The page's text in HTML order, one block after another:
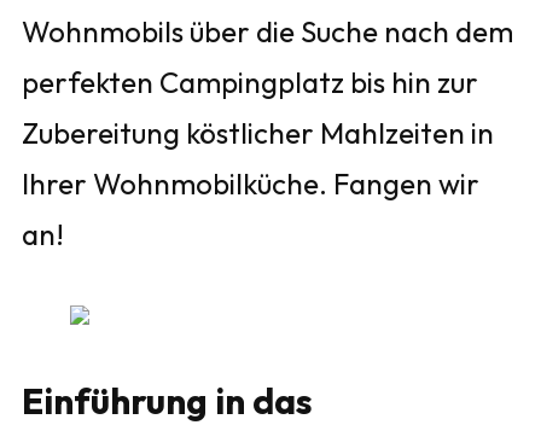
Wohnmobils über die Suche nach dem
perfekten Campingplatz bis hin zur
Zubereitung köstlicher Mahlzeiten in
Ihrer Wohnmobilküche. Fangen wir
an!
Einführung in das